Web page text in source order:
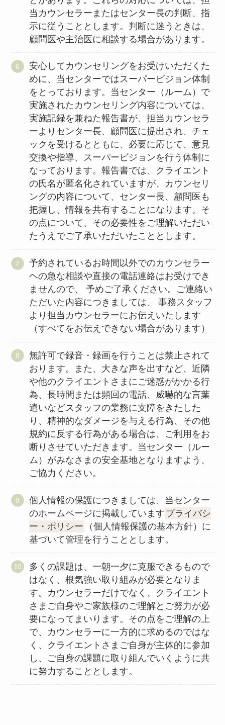
当カウンセラーまたはセンター長の判断、指
示に従うこととします。判断に迷うときは、
顧問医や主治医に相談する場合があります。
安心してカウンセリングをお受けいただくた
めに、当センターではスーパービジョン体制
をとっております。当センター（ルーム）で
実施されたカウンセリング内容については、
実施記録を兼ねた報告書が、担当カウンセラ
ーよりセンター長、顧問医に提出され、チェ
ックを受けるとともに、必要に応じて、意見
交換や指導、スーパービジョンを行う体制に
なっております。報告書では、クライエント
の氏名が匿名化されていますが、カウンセリ
ングの内容について、センター長、顧問医も
把握し、情報を共有することになります。そ
の点について、その必要性をご理解いただい
たうえでご了承いただいたこととします。
予約されているお時間以外でのカウンセラー
ヘの急な相談や直接の電話連絡はお受けでき
ませんので、 予めご了承ください。ご連絡い
ただいた内容につきましては、 事務スタッフ
より担当カウンセラーにお伝えいたします
（すべてをお伝えできない場合があります）
無許可で録音・録画を行うことは禁止されて
おります。また、大きな声を出すなど、近隣
や他のクライエントさまにご迷惑がかかる行
為、長時間または頻回の電話、威嚇的な言葉
遣いなどスタッフの業務に支障をきたした
り、精神的なダメージを与える行為、その他
規約に反する行為がある場合は、ご利用をお
断りさせていただきます。当センター（ルー
ム）がみなさまの安全基地となりますよう、
ご協力ください。
個人情報の保護につきましては、当センター
のホームページに掲載しています プライバシ
ー・ポリシー
（個人情報保護の基本方針）に
基づいて管理を行うこととします。
多くの課題は、一朝一夕に克服できるもので
はなく、根気強い取り組みが必要となりま
す。カウンセラーだけでなく、クライエント
さまご自身やご家族様のご理解とご努力が必
要になってまいります。その点をご理解の上
で、カウンセラーに一方的に求めるのではな
く、クライエントさまご自身が主体的に参加
し、ご自身の課題に取り組んでいくように共
に努力することとします。